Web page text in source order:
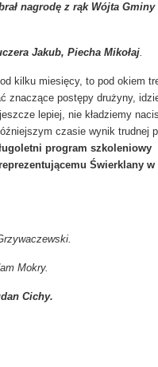
nagrodę z rąk Wójta Gminy
Jakub, Piecha Mikołaj
kilku miesięcy, to pod okiem
znaczące postępy drużyny,
lepiej, nie kładziemy
czasie wynik trudnej
program szkoleniowy
Świerklany w
Mokry.
Cichy.